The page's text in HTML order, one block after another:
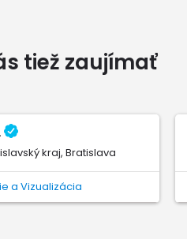
tiež zaujímať
kraj, Bratislava
a Vizualizácia